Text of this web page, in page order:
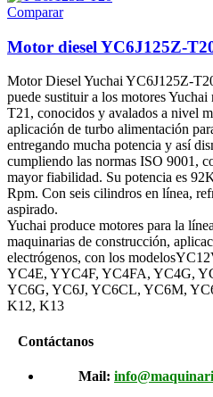
Comparar
Motor diesel YC6J125Z-
Motor Diesel Yuchai YC6J125Z-
puede sustituir a los motores
T21, conocidos y avalados a nivel
aplicación de turbo alimentación
entregando mucha potencia y así
cumpliendo las normas ISO 9001,
mayor fiabilidad. Su potencia es
Rpm. Con seis cilindros en línea,
aspirado.
Yuchai produce motores para la
maquinarias de construcción,
electrógenos, con los
YC4E, YYC4F, YC4FA, YC4G,
YC6G, YC6J, YC6CL, YC6M,
K12, K13
Contáctanos
Mail: